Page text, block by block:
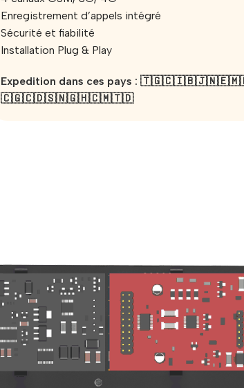
Enregistrement d’appels intégré
Sécurité et fiabilité
Installation Plug & Play
Expedition dans ces pays :
🇨🇬🇨🇩🇸🇳🇬🇭🇨🇲🇹🇩